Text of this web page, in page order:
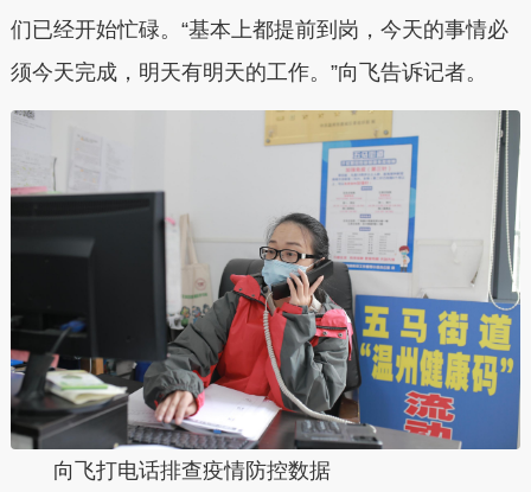
们已经开始忙碌。“基本上都提前到岗，今天的事情必
须今天完成，明天有明天的工作。”向飞告诉记者。
向飞打电话排查疫情防控数据